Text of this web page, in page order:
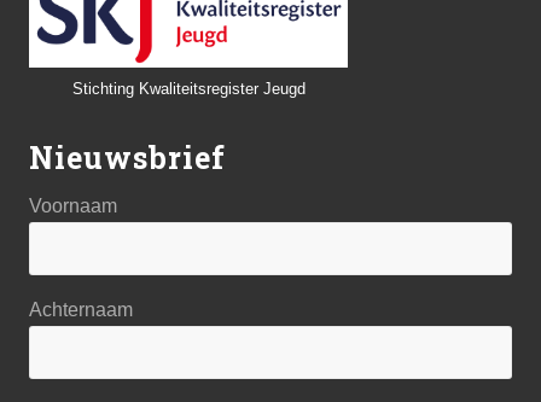
Stichting Kwaliteitsregister Jeugd
Nieuwsbrief
Voornaam
Achternaam